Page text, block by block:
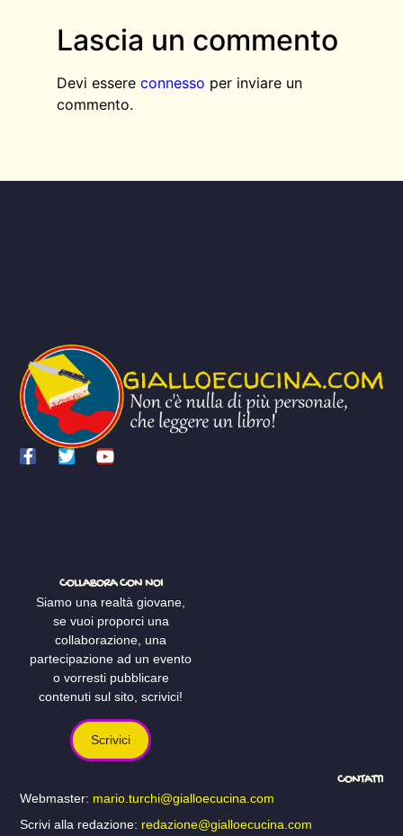
Lascia un commento
Devi essere connesso per inviare un
commento.
COLLABORA CON NOI
Siamo una realtà giovane,
se vuoi proporci una
collaborazione, una
partecipazione ad un evento
o vorresti pubblicare
contenuti sul sito, scrivici!
Scrivici
CONTATTI
Webmaster: mario.turchi@gialloecucina.com
Scrivi alla redazione: redazione@gialloecucina.com